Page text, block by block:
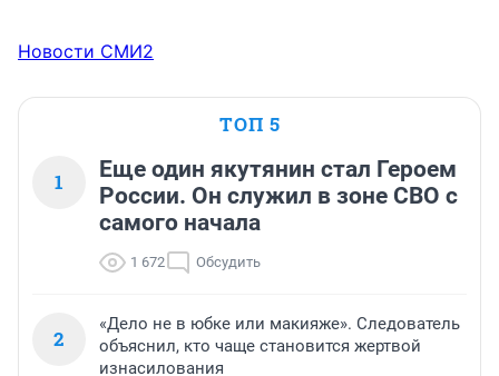
Новости СМИ2
ТОП 5
1
Еще один якутянин стал Героем
России. Он служил в зоне СВО с
самого начала
1 672 Обсудить
2
«Дело не в юбке или макияже». Следователь
объяснил, кто чаще становится жертвой
изнасилования